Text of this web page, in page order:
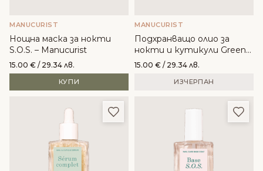
MANUCURIST
Нощна маска за нокти
S.O.S. – Manucurist
15.00 € / 29.34 лв.
КУПИ
MANUCURIST
Подхранващо олио за
нокти и кутикули Green
Oil – Manucurist
15.00 € / 29.34 лв.
ИЗЧЕРПАН
Добави в любими